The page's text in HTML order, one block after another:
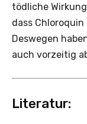
tödliche
dass
Deswegen
auch vorzeitig
Literatur: